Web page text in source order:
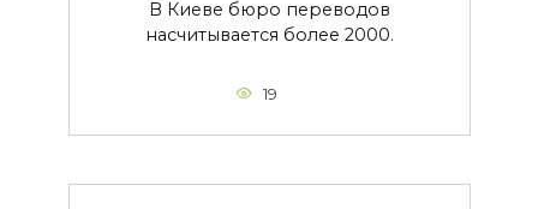
В Киеве бюро переводов
насчитывается более 2000.
19